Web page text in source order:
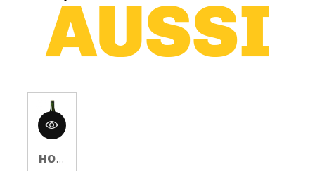
HOP HARVEST 2016 75CL 5.5%